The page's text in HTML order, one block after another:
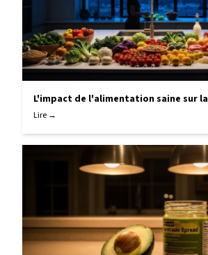
L'impact de l'alimentation saine sur
Lire →